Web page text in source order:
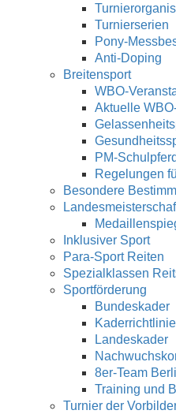
Turnierserien
Pony-
Anti-Doping
Breitensport
WBO-
Aktuelle
PM-
Regelungen
Besondere
Inklusiver Sport
Para-Sport Reiten
Spezialklassen
Sportförderung
Bundeskader
Kaderrichtlinie
Landeskader
8er-Team
Training und
Turnier der